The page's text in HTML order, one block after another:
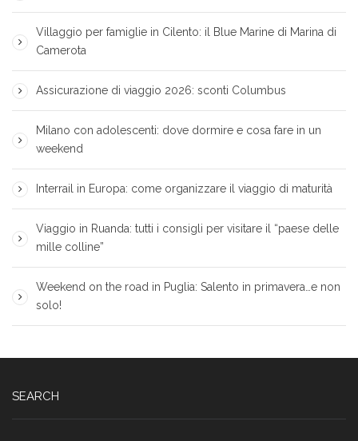
Villaggio per famiglie in Cilento: il Blue Marine di Marina di
Camerota
Assicurazione di viaggio 2026: sconti Columbus
Milano con adolescenti: dove dormire e cosa fare in un
weekend
Interrail in Europa: come organizzare il viaggio di maturità
Viaggio in Ruanda: tutti i consigli per visitare il “paese delle
mille colline”
Weekend on the road in Puglia: Salento in primavera…e non
solo!
SEARCH